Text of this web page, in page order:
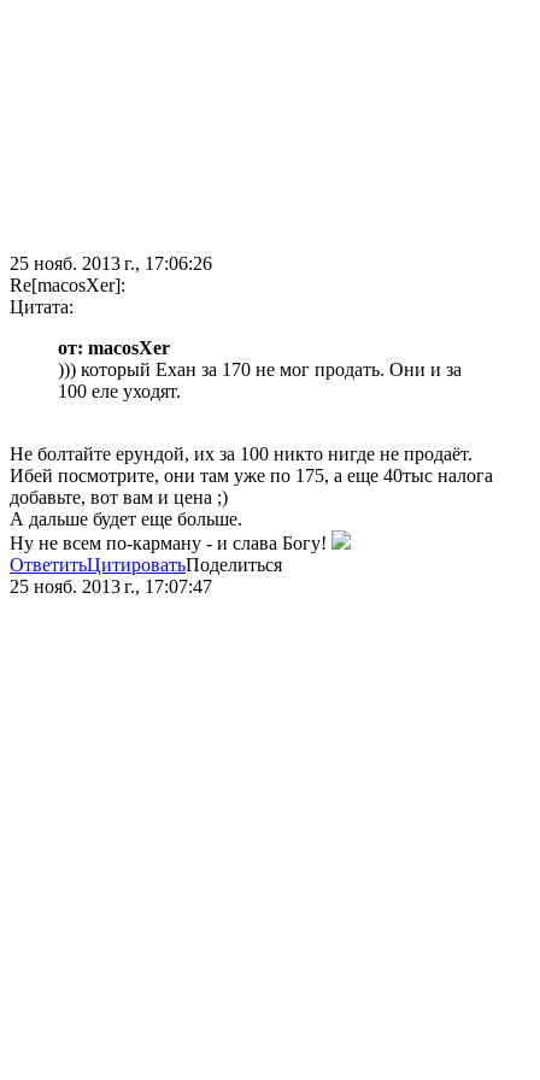
25 нояб. 2013 г., 17:06:26
Re[macosXer]:
Цитата:
от: macosXer
))) который Ехан за 170 не мог продать. Они и за
100 еле уходят.
Не болтайте ерундой, их за 100 никто нигде не продаёт.
Ибей посмотрите, они там уже по 175, а еще 40тыс налога
добавьте, вот вам и цена ;)
А дальше будет еще больше.
Ну не всем по-карману - и слава Богу!
ОтветитьЦитироватьПоделиться
25 нояб. 2013 г., 17:07:47